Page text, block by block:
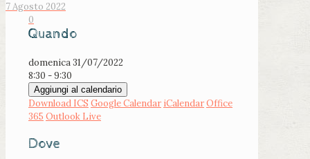
7 Agosto 2022
0
Quando
domenica 31/07/2022
8:30 - 9:30
Aggiungi al calendario
Download ICS Google Calendar iCalendarOffice
365 Outlook Live
Dove